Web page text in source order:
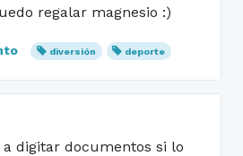
regalar magnesio :)
diversión deporte
digitar documentos si lo